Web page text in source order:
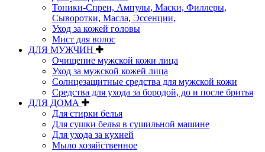
Тоники-Спреи, Ампулы, Маски, Филлеры,
Сыворотки, Масла, Эссенции,
Уход за кожей головы
Мист для волос
ДЛЯ МУЖЧИН
Очищение мужской кожи лица
Уход за мужской кожей лица
Солнцезащитные средства для мужской кожи
Средства для ухода за бородой, до и после бритья
ДЛЯ ДОМА
Для стирки белья
Для сушки белья в сушильной машине
Для ухода за кухней
Мыло хозяйственное